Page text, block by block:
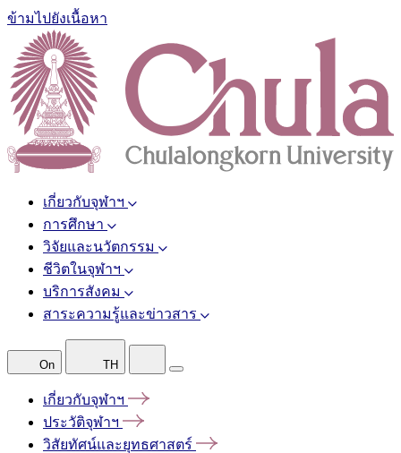
ข้ามไปยังเนื้อหา
เกี่ยวกับจุฬาฯ
การศึกษา
วิจัยและนวัตกรรม
ชีวิตในจุฬาฯ
บริการสังคม
สาระความรู้และข่าวสาร
On TH
เกี่ยวกับจุฬาฯ
ประวัติจุฬาฯ
วิสัยทัศน์และยุทธศาสตร์